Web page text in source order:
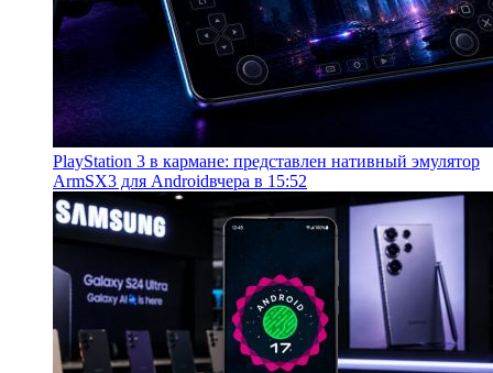
PlayStation 3 в кармане: представлен нативный эмулятор
ArmSX3 для Androidвчера в 15:52